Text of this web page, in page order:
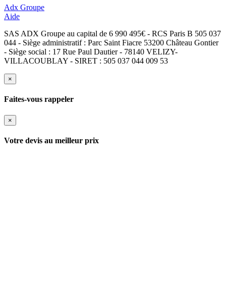
Adx Groupe
Aide
SAS ADX Groupe au capital de 6 990 495€ - RCS Paris B 505 037
044 - Siège administratif : Parc Saint Fiacre 53200 Château Gontier
- Siège social : 17 Rue Paul Dautier - 78140 VELIZY-
VILLACOUBLAY - SIRET : 505 037 044 009 53
×
Faites-vous rappeler
×
Votre devis au meilleur prix